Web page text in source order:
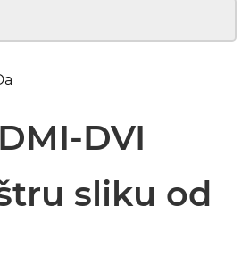
DVI
sliku od